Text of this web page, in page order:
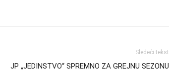
Sledeći tekst
JP „JEDINSTVO“ SPREMNO ZA GREJNU SEZONU